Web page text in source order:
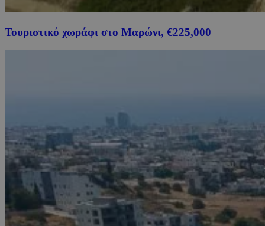
Τουριστικό χωράφι στο Μαρώνι, €225,000